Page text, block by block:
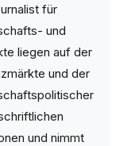
für
und
liegen auf der
und der
und nimmt